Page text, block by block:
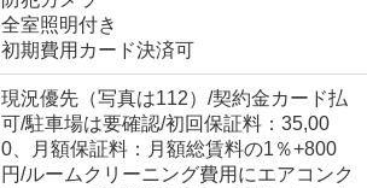
全室照明付き
初期費用カード決済可
現況優先（写真は112）/契約金カード払
可/駐車場は要確認/初回保証料：35,00
0、月額保証料：月額総賃料の1％+800
円/ルームクリーニング費用にエアコンク